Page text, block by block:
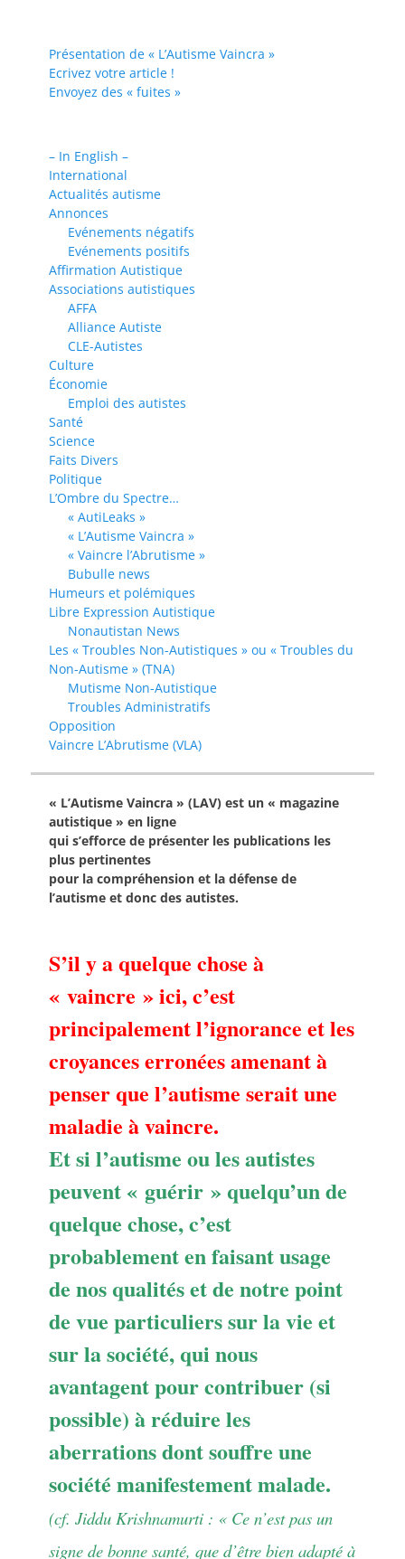
Présentation de « L’Autisme Vaincra »
Ecrivez votre article !
Envoyez des « fuites »
– In English –
International
Actualités autisme
Annonces
Evénements négatifs
Evénements positifs
Affirmation Autistique
Associations autistiques
AFFA
Alliance Autiste
CLE-Autistes
Culture
Économie
Emploi des autistes
Santé
Science
Faits Divers
Politique
L’Ombre du Spectre…
« AutiLeaks »
« L’Autisme Vaincra »
« Vaincre l’Abrutisme »
Bubulle news
Humeurs et polémiques
Libre Expression Autistique
Nonautistan News
Les « Troubles Non-Autistiques » ou « Troubles du
Non-Autisme » (TNA)
Mutisme Non-Autistique
Troubles Administratifs
Opposition
Vaincre L’Abrutisme (VLA)
« L’Autisme Vaincra » (LAV) est un « magazine
autistique » en ligne
qui s’efforce de présenter les publications les
plus pertinentes
pour la compréhension et la défense de
l’autisme et donc des autistes.
S’il y a quelque chose à
« vaincre » ici, c’est
principalement l’ignorance et les
croyances erronées amenant à
penser que l’autisme serait une
maladie à vaincre.
Et si l’autisme ou les autistes
peuvent « guérir » quelqu’un de
quelque chose, c’est
probablement en faisant usage
de nos qualités et de notre point
de vue particuliers sur la vie et
sur la société, qui nous
avantagent pour contribuer (si
possible) à réduire les
aberrations dont souffre une
société manifestement malade.
(cf. Jiddu Krishnamurti : « Ce n’est pas un
signe de bonne santé, que d’être bien adapté à